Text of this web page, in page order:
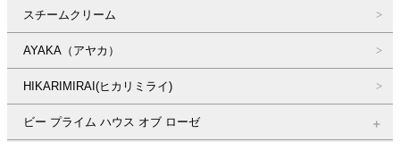
スチームクリーム
AYAKA（アヤカ）
HIKARIMIRAI(ヒカリミライ)
ビー プライム ハウス オブ ローゼ